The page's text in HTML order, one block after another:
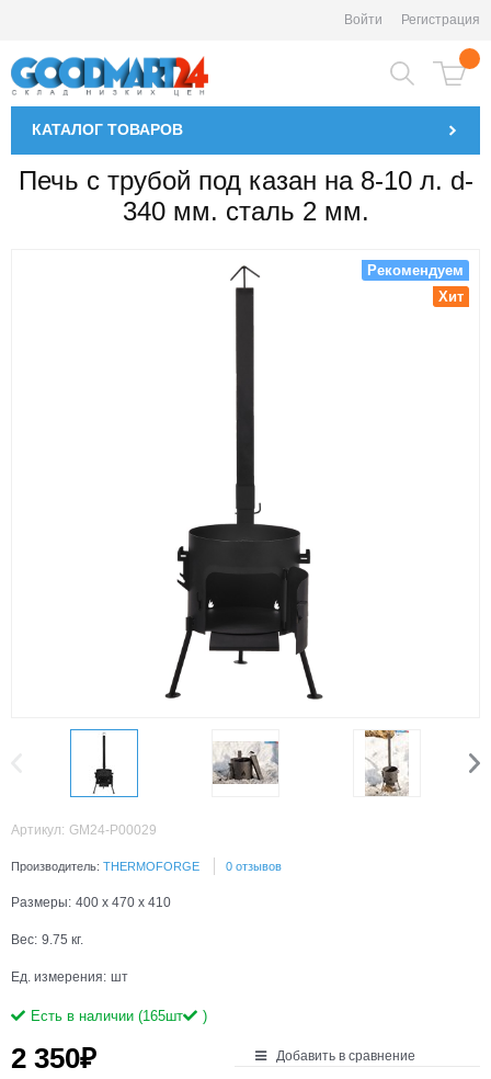
Войти Регистрация
КАТАЛОГ ТОВАРОВ
Печь с трубой под казан на 8-10 л. d-
340 мм. сталь 2 мм.
Рекомендуем
Хит
Артикул: GM24-P00029
Производитель: THERMOFORGE 0 отзывов
Размеры: 400 x 470 x 410
Вес: 9.75 кг.
Ед. измерения: шт
Есть в наличии (165шт )
2 350₽ Добавить в сравнение